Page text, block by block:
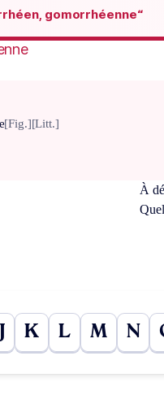
gomorrhéenne“
[Fig.][Litt.]
À
J K L M N